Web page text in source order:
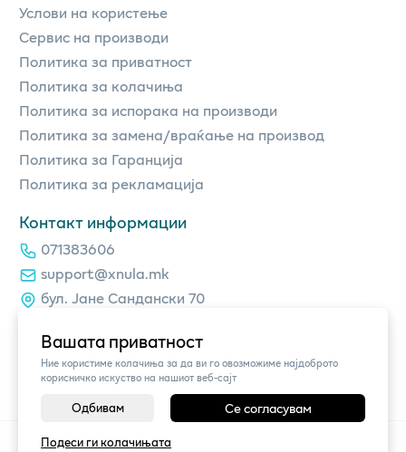
Вашата приватност
Ние користиме колачиња за да ви го овозможиме најдоброто
корисничко искуство на нашиот веб-сајт
Одбивам Се согласувам
Подеси ги колачињата
Услови на користење
Сервис на производи
Политика за приватност
Политика за колачиња
Политика за испорака на производи
Политика за замена/враќање на производ
Политика за Гаранција
Политика за рекламација
Контакт информации
071383606
support@xnula.mk
бул. Јане Сандански 70
©2026Vendor x